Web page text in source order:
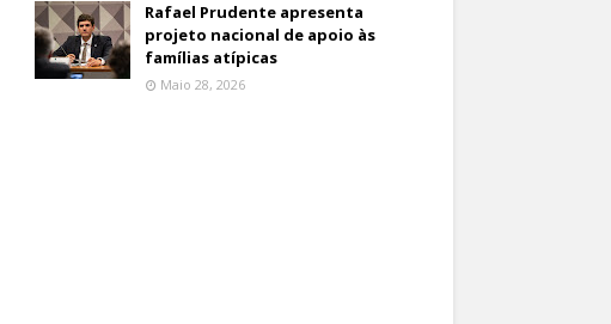
Rafael Prudente apresenta
projeto nacional de apoio às
famílias atípicas
Maio 28, 2026